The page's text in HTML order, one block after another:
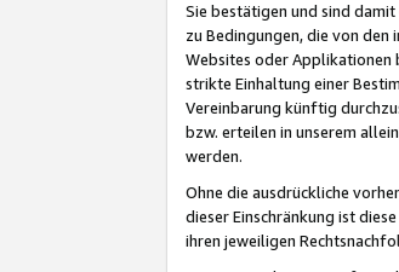
Sie bestätigen und sind
zu Bedingungen, die von
Websites oder Applikationen
strikte Einhaltung einer
Vereinbarung künftig
bzw. erteilen in unserem
werden.
Ohne die ausdrückliche
dieser Einschränkung ist
ihren jeweiligen